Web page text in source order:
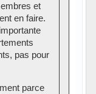
et
en faire.
pas pour
parce